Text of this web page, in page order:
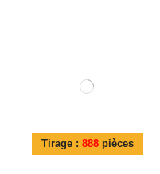
Tirage : 888pièces